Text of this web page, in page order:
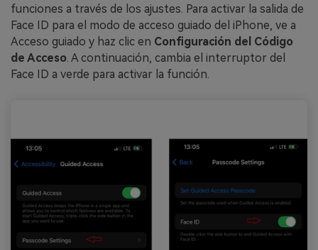
funciones a través de los ajustes. Para activar la salida de
Face ID para el modo de acceso guiado del iPhone, ve a
Acceso guiado y haz clic en Configuración del Código
de Acceso . A continuación, cambia el interruptor del
Face ID a verde para activar la función.